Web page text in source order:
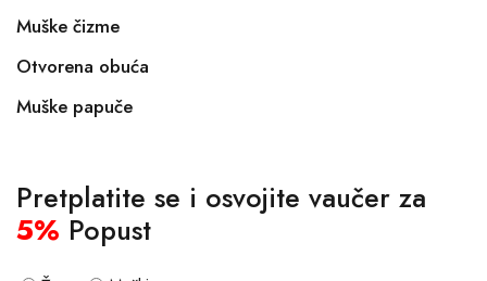
Muške čizme
Otvorena obuća
Muške papuče
Pretplatite se i osvojite vaučer za
5% Popust